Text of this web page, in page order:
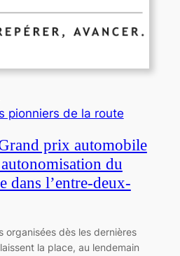
pionniers de la route
prix automobile
du
dans l’entre-deux-
organisées dès les dernières
la place, au lendemain